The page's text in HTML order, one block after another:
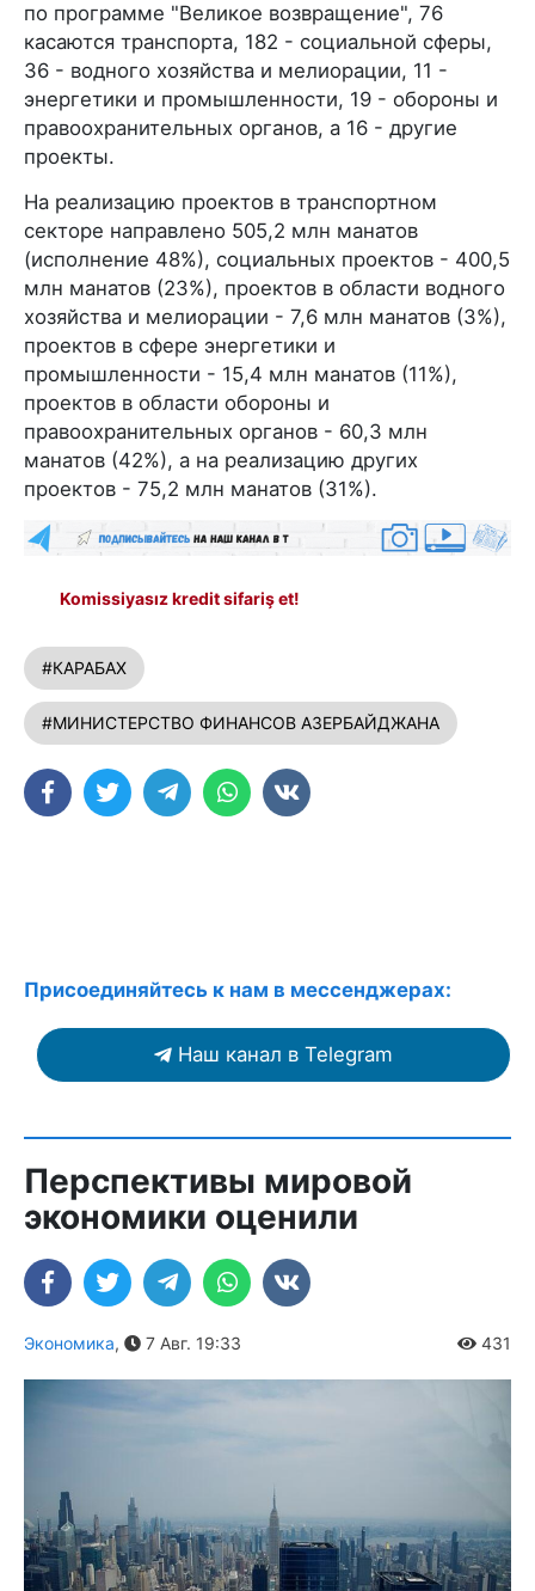
по программе "Великое возвращение", 76
касаются транспорта, 182 - социальной сферы,
36 - водного хозяйства и мелиорации, 11 -
энергетики и промышленности, 19 - обороны и
правоохранительных органов, а 16 - другие
проекты.
На реализацию проектов в транспортном
секторе направлено 505,2 млн манатов
(исполнение 48%), социальных проектов - 400,5
млн манатов (23%), проектов в области водного
хозяйства и мелиорации - 7,6 млн манатов (3%),
проектов в сфере энергетики и
промышленности - 15,4 млн манатов (11%),
проектов в области обороны и
правоохранительных органов - 60,3 млн
манатов (42%), а на реализацию других
проектов - 75,2 млн манатов (31%).
Komissiyasız kredit sifariş et!
#КАРАБАХ
#МИНИСТЕРСТВО ФИНАНСОВ АЗЕРБАЙДЖАНА
Присоединяйтесь к нам в мессенджерах:
Наш канал в Telegram
Перспективы мировой
экономики оценили
Экономика, 7 Авг. 19:33 431